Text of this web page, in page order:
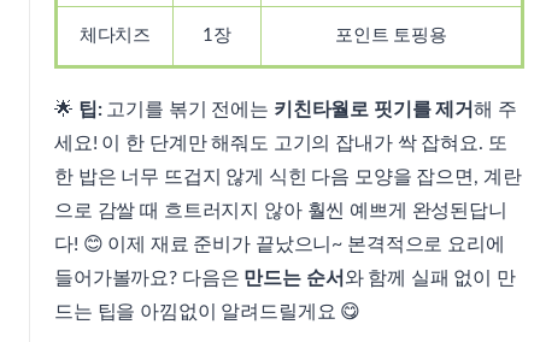
체다치즈 1장 포인트 토핑용
🌟 팁:고기를 볶기 전에는 키친타월로 핏기를 제거해 주
세요! 이 한 단계만 해줘도 고기의 잡내가 싹 잡혀요. 또
한 밥은 너무 뜨겁지 않게 식힌 다음 모양을 잡으면, 계란
으로 감쌀 때 흐트러지지 않아 훨씬 예쁘게 완성된답니
다! 😊 이제 재료 준비가 끝났으니~ 본격적으로 요리에
들어가볼까요? 다음은 만드는 순서 와 함께 실패 없이 만
드는 팁을 아낌없이 알려드릴게요 😋